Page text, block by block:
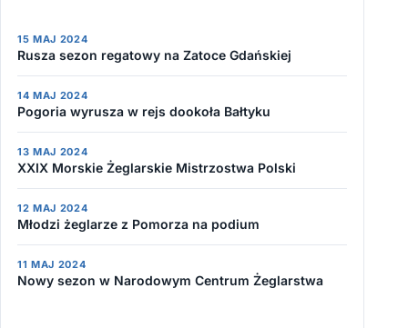
15 MAJ 2024
Rusza sezon regatowy na Zatoce Gdańskiej
14 MAJ 2024
Pogoria wyrusza w rejs dookoła Bałtyku
13 MAJ 2024
XXIX Morskie Żeglarskie Mistrzostwa Polski
12 MAJ 2024
Młodzi żeglarze z Pomorza na podium
11 MAJ 2024
Nowy sezon w Narodowym Centrum Żeglarstwa